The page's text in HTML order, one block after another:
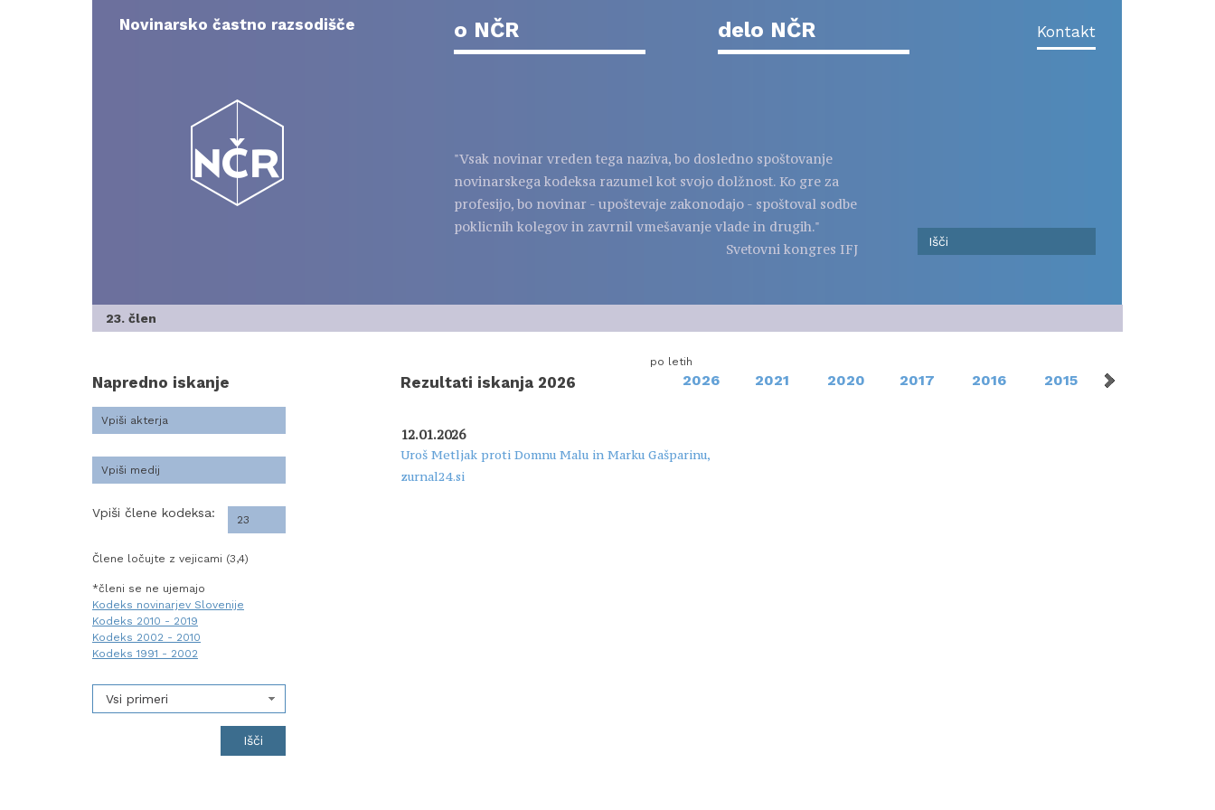
contentNovinarsko častno razsodišče o NČR delo NČR Kontakt
"Vsak novinar vreden tega naziva, bo dosledno spoštovanje
novinarskega kodeksa razumel kot svojo dolžnost. Ko gre za
profesijo, bo novinar - upoštevaje zakonodajo - spoštoval sodbe
poklicnih kolegov in zavrnil vmešavanje vlade in drugih."
Svetovni kongres IFJ
23. člen
Napredno iskanje
Vpiši člene kodeksa:
Člene ločujte z vejicami (3,4)
*členi se ne ujemajo
Kodeks novinarjev Slovenije
Kodeks 2010 - 2019
Kodeks 2002 - 2010
Kodeks 1991 - 2002
Vsi primeri
Rezultati iskanja 2026
po letih
2026 2021 2020 2017 2016 2015
12.01.2026
Uroš Metljak proti Domnu Malu in Marku Gašparinu,
zurnal24.si